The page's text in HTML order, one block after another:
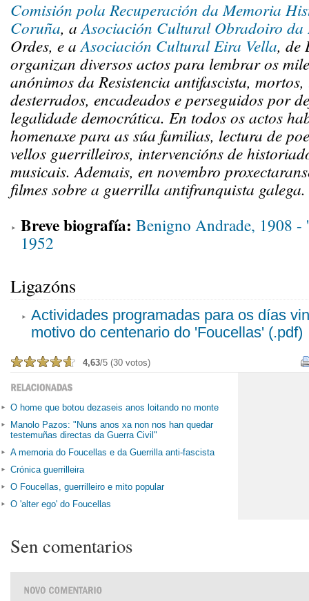
Comisión pola Recuperación da Memoria
Coruña, a Asociación Cultural Obradoiro
Ordes, e a Asociación Cultural Eira Vella, de
organizan diversos actos para lembrar os
anónimos da Resistencia antifascista,
desterrados, encadeados e perseguidos por
legalidade democrática. En todos os actos
homenaxe para as súa familias, lectura de
vellos guerrilleiros, intervencións de
musicais. Ademais, en novembro
filmes sobre a guerrilla antifranquista galega.
Breve biografía: Benigno Andrade, 1908 -
1952
Ligazóns
Actividades programadas para os días
motivo do centenario do 'Foucellas' (.pdf)
4,63/5 (30 votos)
O home que botou dezaseis anos loitando no monte
Manolo Pazos: "Nuns anos xa non nos han quedar
testemuñas directas da Guerra Civil"
A memoria do Foucellas e da Guerrilla anti-fascista
Crónica guerrilleira
O Foucellas, guerrilleiro e mito popular
O 'alter ego' do Foucellas
Sen comentarios